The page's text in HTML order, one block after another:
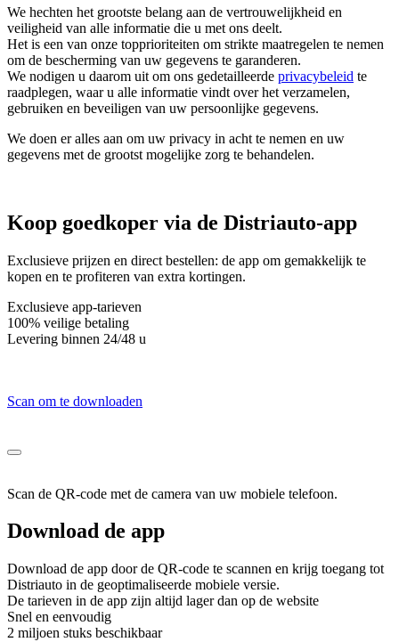
We hechten het grootste belang aan de vertrouwelijkheid en
veiligheid van alle informatie die u met ons deelt.
Het is een van onze topprioriteiten om strikte maatregelen te nemen
om de bescherming van uw gegevens te garanderen.
We nodigen u daarom uit om ons gedetailleerde privacybeleid te
raadplegen, waar u alle informatie vindt over het verzamelen,
gebruiken en beveiligen van uw persoonlijke gegevens.
We doen er alles aan om uw privacy in acht te nemen en uw
gegevens met de grootst mogelijke zorg te behandelen.
Koop goedkoper via de Distriauto-app
Exclusieve prijzen en direct bestellen: de app om gemakkelijk te
kopen en te profiteren van extra kortingen.
Exclusieve app-tarieven
100% veilige betaling
Levering binnen 24/48 u
Scan om te downloaden
Scan de QR-code met de camera van uw mobiele telefoon.
Download de app
Download de app door de QR-code te scannen en krijg toegang tot
Distriauto in de geoptimaliseerde mobiele versie.
De tarieven in de app zijn altijd lager dan op de website
Snel en eenvoudig
2 miljoen stuks beschikbaar